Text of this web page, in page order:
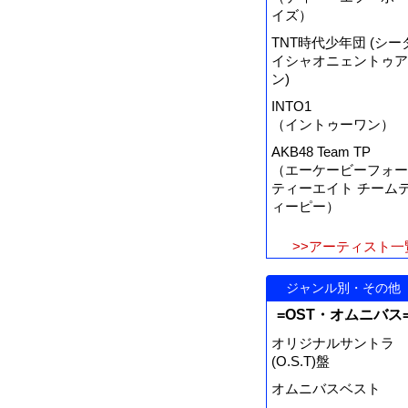
イズ）
TNT時代少年団 (シー
イシャオニェントゥア
ン)
INTO1
（イントゥーワン）
AKB48 Team TP
（エーケービーフォー
ティーエイト チーム
ィーピー）
>>アーティスト一
ジャンル別・その他
=OST・オムニバス
オリジナルサントラ
(O.S.T)盤
オムニバスベスト